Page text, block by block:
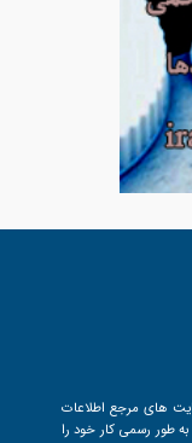
های مرجع اطلاعات
طور رسمی کار خود را